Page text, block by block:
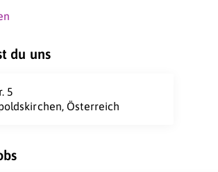
du uns
5
Österreich